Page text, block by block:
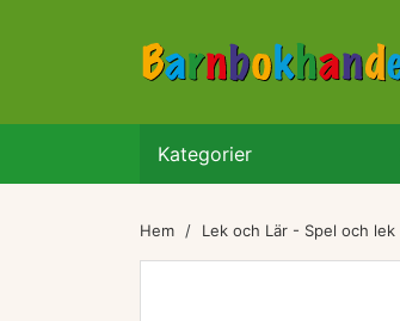
Kategorier
Hem Lek och Lär - Spel och lek